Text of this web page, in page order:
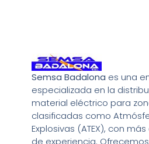
Semsa Badalona es una
especializada en la
material eléctrico para
clasificadas como
Explosivas (ATEX), con
de experiencia.